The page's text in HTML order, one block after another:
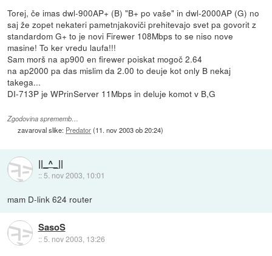
Torej, če imas dwl-900AP+ (B) "B+ po vaše" in dwl-2000AP (G) no
saj že zopet nekateri pametnjakoviči prehitevajo svet pa govorit z
standardom G+ to je novi Firewer 108Mbps to se niso nove
masine! To ker vredu laufa!!!
Sam morš na ap900 en firewer poiskat mogoč 2.64
na ap2000 pa das mislim da 2.00 to deuje kot only B nekaj
takega...
DI-713P je WPrinServer 11Mbps in deluje komot v B,G
Zgodovina sprememb…
zavaroval slike: Predator(11. nov 2003 ob 20:24)
||_^_||
:: 5. nov 2003, 10:01
mam D-link 624 router
SasoS
::5. nov 2003, 13:26